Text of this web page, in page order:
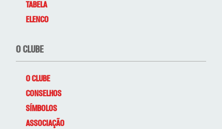
TABELA
ELENCO
O CLUBE
O CLUBE
CONSELHOS
SÍMBOLOS
ASSOCIAÇÃO